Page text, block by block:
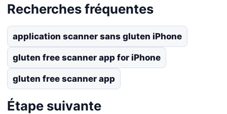
Recherches fréquentes
application scanner sans gluten iPhone
gluten free scanner app for iPhone
gluten free scanner app
Étape suivante